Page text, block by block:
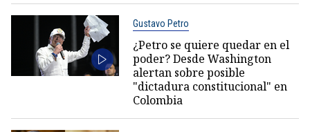
Gustavo Petro
¿Petro se quiere quedar en el
poder? Desde Washington
alertan sobre posible
"dictadura constitucional" en
Colombia